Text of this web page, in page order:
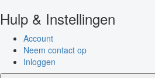
Hulp & Instellingen
Account
Neem contact op
Inloggen